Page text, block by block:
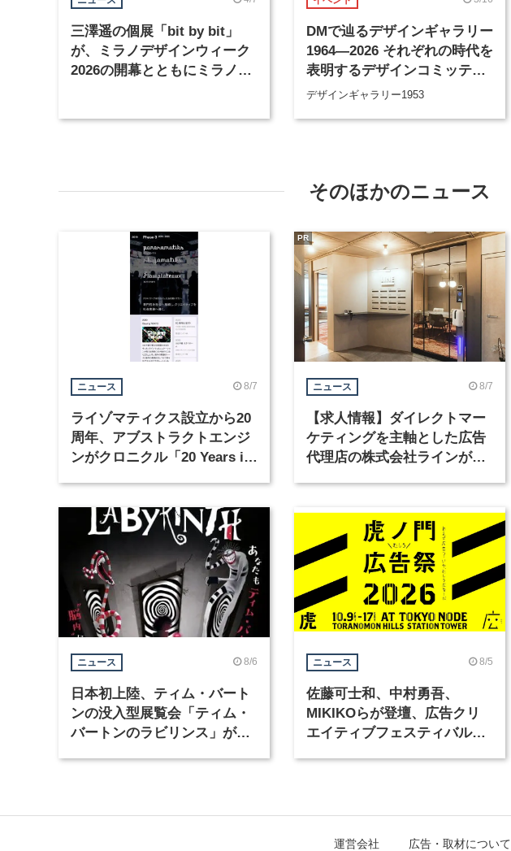
三澤遥の個展「bit by bit」
が、ミラノデザインウィーク
2026の開幕とともにミラノで
DMで辿るデザインギャラリー
1964―2026 それぞれの時代を
表明するデザインコミッティ
ーの活動歴、そしてその先へ
デザインギャラリー1953
そのほかのニュース
ニュース 8/7
ライゾマティクス設立から20
周年、アブストラクトエンジ
ンがクロニクル「20 Years in
ニュース 8/7
【求人情報】ダイレクトマー
ケティングを主軸とした広告
代理店の株式会社ラインが、
PR
ニュース 8/6
日本初上陸、ティム・バート
ンの没入型展覧会「ティム・
バートンのラビリンス」が東
ニュース 8/5
佐藤可士和、中村勇吾、
MIKIKOらが登壇、広告クリ
エイティブフェスティバル
運営会社 広告・取材について